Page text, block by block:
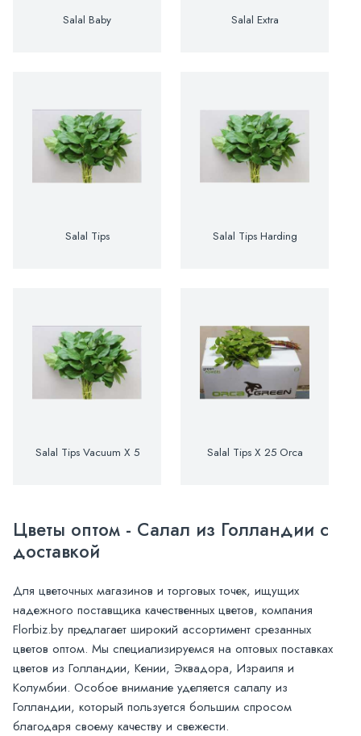
Salal Baby Salal Extra
Salal Tips Salal Tips Harding
Salal Tips Vacuum X 5 Salal Tips X 25 Orca
Цветы оптом - Салал из Голландии с
доставкой
Для цветочных магазинов и торговых точек, ищущих
надежного поставщика качественных цветов, компания
Florbiz.by предлагает широкий ассортимент срезанных
цветов оптом. Мы специализируемся на оптовых поставках
цветов из Голландии, Кении, Эквадора, Израиля и
Колумбии. Особое внимание уделяется салалу из
Голландии, который пользуется большим спросом
благодаря своему качеству и свежести.